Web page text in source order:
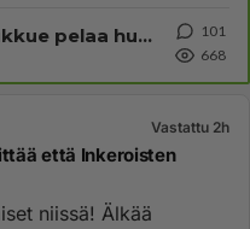
Kiteen Pallon superpesisjoukkue pelaa huumeiden vaikutuksen alaisena
101
668
Vastattu 2h
että Inkeroisten
niissä! Älkää